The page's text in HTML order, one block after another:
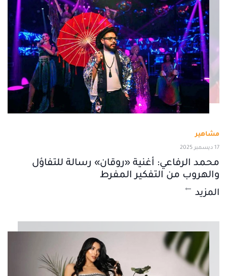
مشاهير
17 ديسمبر 2025
محمد الرفاعي: أغنية «روقان» رسالة للتفاؤل
والهروب من التفكير المفرط
المزيد